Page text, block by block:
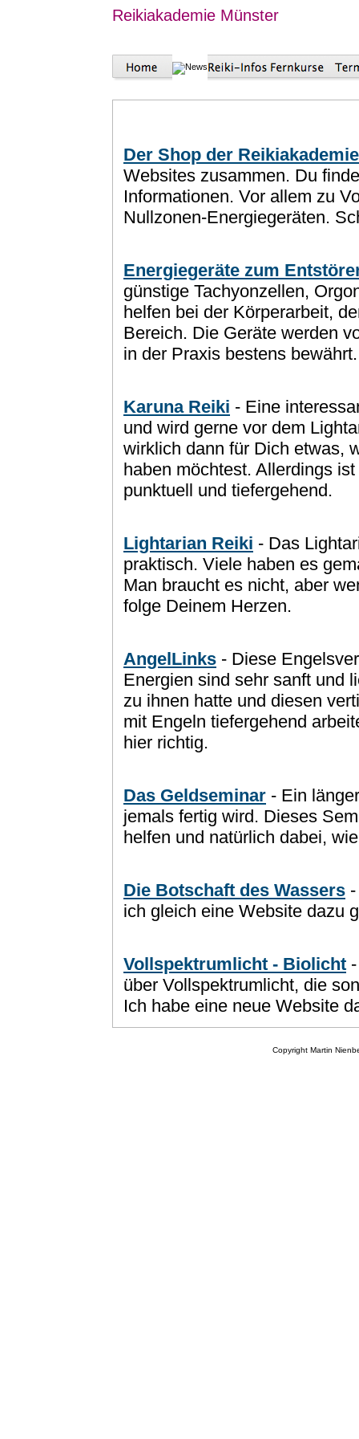
Reikiakademie Münster
Der Shop der Reikiakademie
Websites zusammen. Du
Informationen. Vor allem zu
Nullzonen-Energiegeräten.
Energiegeräte zum
günstige Tachyonzellen,
helfen bei der Körperarbeit,
Bereich. Die Geräte werden
in der Praxis bestens bewährt.
Karuna Reiki - Eine
und wird gerne vor dem
wirklich dann für Dich etwas,
haben möchtest. Allerdings
punktuell und tiefergehend.
Lightarian Reiki - Das
praktisch. Viele haben es
Man braucht es nicht, aber
folge Deinem Herzen.
AngelLinks - Diese
Energien sind sehr sanft und
zu ihnen hatte und diesen
mit Engeln tiefergehend
hier richtig.
Das Geldseminar - Ein
jemals fertig wird. Dieses
helfen und natürlich dabei,
Die Botschaft des Wassers
ich gleich eine Website dazu
Vollspektrumlicht - Biolicht
über Vollspektrumlicht, die
Ich habe eine neue Website
Copyright Martin